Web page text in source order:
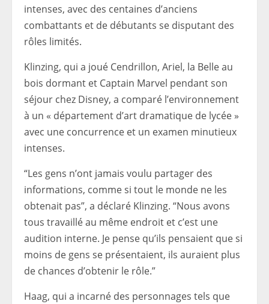
intenses, avec des centaines d’anciens
combattants et de débutants se disputant des
rôles limités.
Klinzing, qui a joué Cendrillon, Ariel, la Belle au
bois dormant et Captain Marvel pendant son
séjour chez Disney, a comparé l’environnement
à un « département d’art dramatique de lycée »
avec une concurrence et un examen minutieux
intenses.
“Les gens n’ont jamais voulu partager des
informations, comme si tout le monde ne les
obtenait pas”, a déclaré Klinzing. “Nous avons
tous travaillé au même endroit et c’est une
audition interne. Je pense qu’ils pensaient que si
moins de gens se présentaient, ils auraient plus
de chances d’obtenir le rôle.”
Haag, qui a incarné des personnages tels que